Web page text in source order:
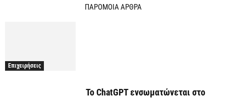
ΠΑΡΟΜΟΙΑ ΑΡΘΡΑ
Επιχειρήσεις
Το ChatGPT ενσωματώνεται στο